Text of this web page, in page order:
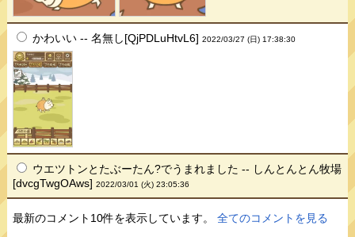
かわいい -- 名無し[QjPDLuHtvL6]2022/03/27 (日) 17:38:30
ウエツトンとたぶーたん?でうまれました -- しんとんとん牧場
[dvcgTwgOAws]2022/03/01 (火) 23:05:36
最新のコメント10件を表示しています。全てのコメントを見る